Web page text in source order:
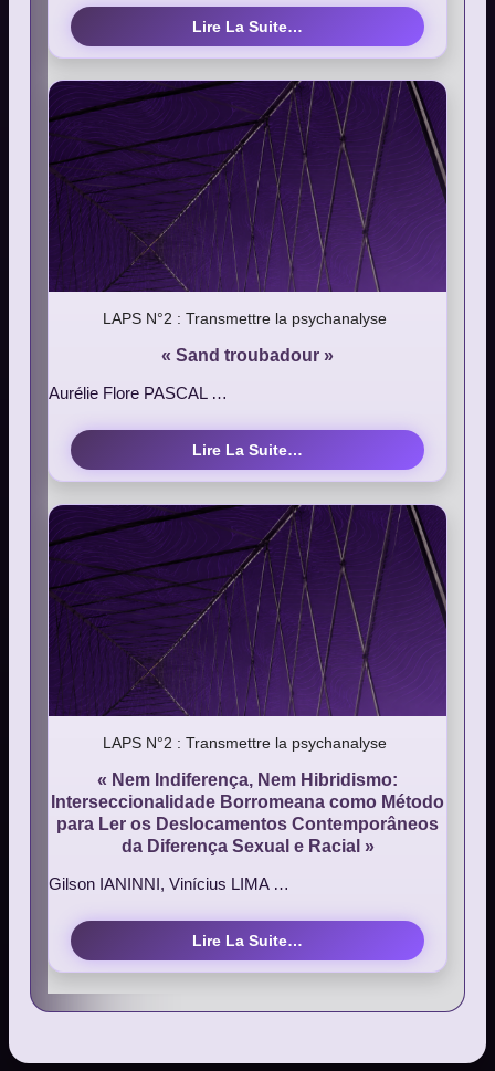
Lire La Suite…
LAPS N°2 : Transmettre la psychanalyse
« Sand troubadour »
Aurélie Flore PASCAL …
Lire La Suite…
LAPS N°2 : Transmettre la psychanalyse
« Nem Indiferença, Nem Hibridismo:
Interseccionalidade Borromeana como Método
para Ler os Deslocamentos Contemporâneos
da Diferença Sexual e Racial »
Gilson IANINNI, Vinícius LIMA …
Lire La Suite…